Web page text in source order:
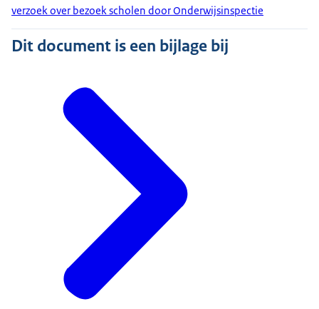
verzoek over bezoek scholen door Onderwijsinspectie
Dit document is een bijlage bij